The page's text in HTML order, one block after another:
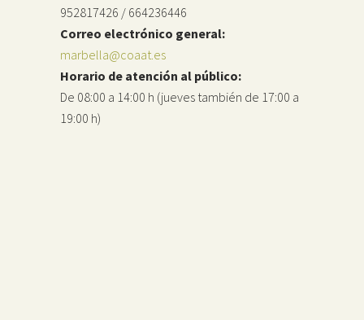
952817426 / 664236446
Correo electrónico general:
marbella@coaat.es
Horario de atención al público:
De 08:00 a 14:00 h (jueves también de 17:00 a
19:00 h)